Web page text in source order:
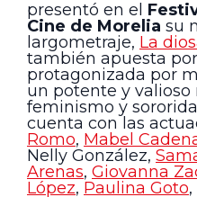
presentó en el
Cine de Morelia su
largometraje, La
también apuesta
protagonizada por
un potente y valioso
feminismo y
cuenta con las
Romo, Mabel
Nelly González,
Arenas, Giovanna
López, Paulina Goto